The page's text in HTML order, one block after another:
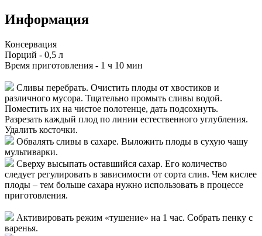
Информация
Консервация
Порций - 0,5 л
Время приготовления - 1 ч 10 мин
Сливы перебрать. Очистить плоды от хвостиков и
различного мусора. Тщательно промыть сливы водой.
Поместить их на чистое полотенце, дать подсохнуть.
Разрезать каждый плод по линии естественного углубления.
Удалить косточки.
Обвалять сливы в сахаре. Выложить плоды в сухую чашу
мультиварки.
Сверху высыпать оставшийся сахар. Его количество
следует регулировать в зависимости от сорта слив. Чем кислее
плоды – тем больше сахара нужно использовать в процессе
приготовления.
Активировать режим «тушение» на 1 час. Собрать пенку с
варенья.